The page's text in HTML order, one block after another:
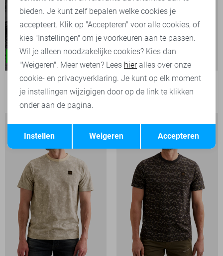
PME legend T-shirt
39,99
Terug Opslaan
bieden. Je kunt zelf bepalen welke cookies je
accepteert. Klik op "Accepteren" voor alle cookies, of
kies "Instellingen" om je voorkeuren aan te passen.
Wil je alleen noodzakelijke cookies? Kies dan
"Weigeren". Meer weten? Lees hieralles over onze
cookie- en privacyverklaring. Je kunt op elk moment
je instellingen wijzigigen door op de link te klikken
onder aan de pagina.
Accepteren
Weigeren
Instellen